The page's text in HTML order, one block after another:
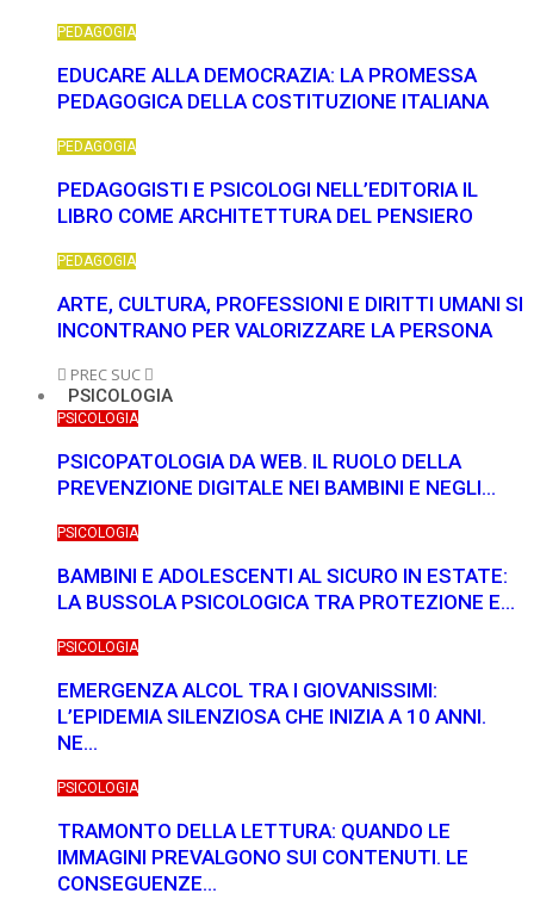
PEDAGOGIA
EDUCARE ALLA DEMOCRAZIA: LA PROMESSA
PEDAGOGICA DELLA COSTITUZIONE ITALIANA
PEDAGOGIA
PEDAGOGISTI E PSICOLOGI NELL’EDITORIA IL
LIBRO COME ARCHITETTURA DEL PENSIERO
PEDAGOGIA
ARTE, CULTURA, PROFESSIONI E DIRITTI UMANI SI
INCONTRANO PER VALORIZZARE LA PERSONA
PREC SUC
PSICOLOGIA
PSICOLOGIA
PSICOPATOLOGIA DA WEB. IL RUOLO DELLA
PREVENZIONE DIGITALE NEI BAMBINI E NEGLI…
PSICOLOGIA
BAMBINI E ADOLESCENTI AL SICURO IN ESTATE:
LA BUSSOLA PSICOLOGICA TRA PROTEZIONE E…
PSICOLOGIA
EMERGENZA ALCOL TRA I GIOVANISSIMI:
L’EPIDEMIA SILENZIOSA CHE INIZIA A 10 ANNI.
NE…
PSICOLOGIA
TRAMONTO DELLA LETTURA: QUANDO LE
IMMAGINI PREVALGONO SUI CONTENUTI. LE
CONSEGUENZE…